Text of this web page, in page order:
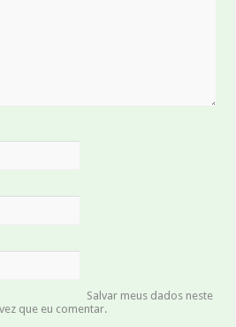
Salvar meus dados neste
que eu comentar.